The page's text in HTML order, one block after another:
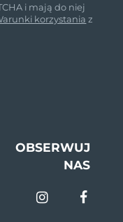
i mają do niej
korzystania z
OBSERWUJ
NAS